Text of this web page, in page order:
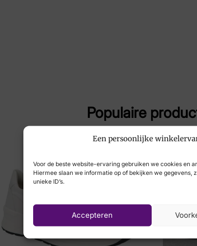
Een persoonlijke
Voor de beste website-ervaring gebruiken we cookies en
Hiermee slaan we informatie op of bekijken we gegevens,
unieke ID’s.
Accepteren
Populaire